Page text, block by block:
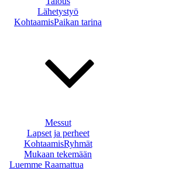
Lähetystyö
KohtaamisPaikan tarina
Messut
Lapset ja perheet
KohtaamisRyhmät
Mukaan tekemään
Luemme Raamattua